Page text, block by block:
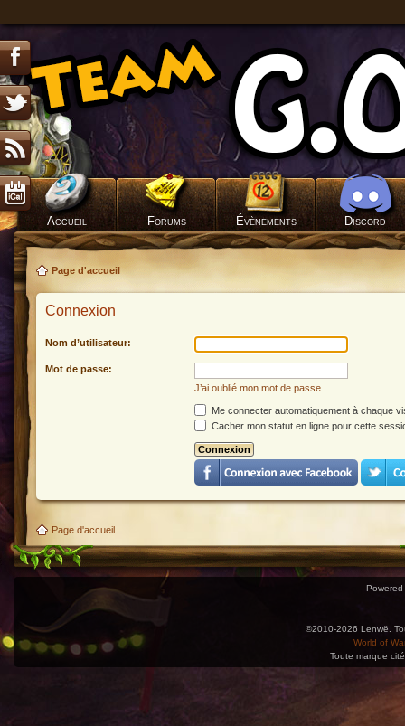
Accueil Forums Évènements Discord
Page d'accueil
Connexion
Nom d’utilisateur:
Mot de passe:
J’ai oublié mon mot de passe
Me connecter automatiquement à chaque
Cacher mon statut en ligne pour cette
Page d'accueil
©2010-2026 Lenwë.
World of
Toute marque
Utilisez l'adresse suivante pour accéder au calendrier des évènements depuis d'autres